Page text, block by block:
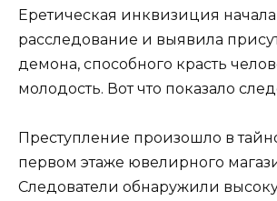
Еретическая инквизиция
расследование и выявила
демона, способного красть
молодость. Вот что показало
Преступление произошло в
первом этаже ювелирного
Следователи обнаружили